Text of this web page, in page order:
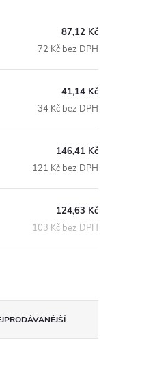
87,12 Kč
72 Kč bez DPH
41,14 Kč
34 Kč bez DPH
146,41 Kč
121 Kč bez DPH
124,63 Kč
103 Kč bez DPH